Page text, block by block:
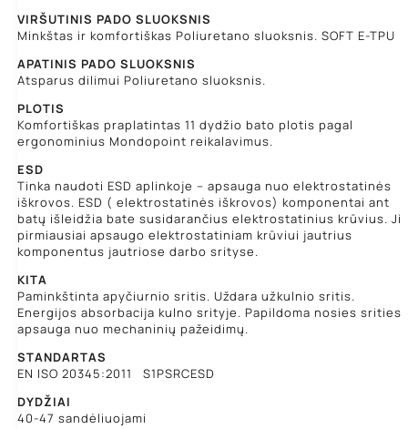
VIRŠUTINIS PADO SLUOKSNIS
Minkštas ir komfortiškas Poliuretano sluoksnis. SOFT E-TPU
APATINIS PADO SLUOKSNIS
Atsparus dilimui Poliuretano sluoksnis.
PLOTIS
Komfortiškas praplatintas 11 dydžio bato plotis pagal
ergonominius Mondopoint reikalavimus.
ESD
Tinka naudoti ESD aplinkoje – apsauga nuo elektrostatinės
iškrovos. ESD ( elektrostatinės iškrovos) komponentai ant
batų išleidžia bate susidarančius elektrostatinius krūvius.
pirmiausiai apsaugo elektrostatiniam krūviui jautrius
komponentus jautriose darbo srityse.
KITA
Paminkštinta apyčiurnio sritis. Uždara užkulnio sritis.
Energijos absorbacija kulno srityje. Papildoma nosies srities
apsauga nuo mechaninių pažeidimų.
STANDARTAS
EN ISO 20345:2011 S1PSRCESD
DYDŽIAI
40-47 sandėliuojami